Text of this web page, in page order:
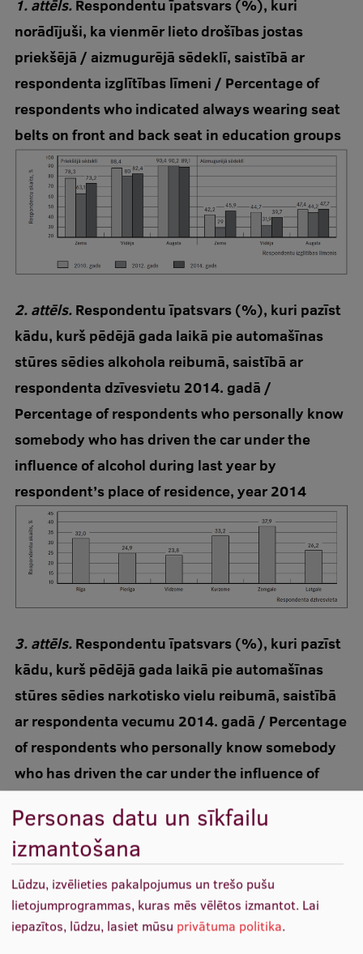
1. attēls.Respondentu īpatsvars (%), kuri
norādījuši, ka vienmēr lieto drošības jostas
priekšējā / aizmugurējā sēdeklī, saistībā ar
respondenta izglītības līmeni / Percentage of
respondents who indicated always wearing seat
belts on front and back seat in education groups
2. attēls.Respondentu īpatsvars (%), kuri pazīst
kādu, kurš pēdējā gada laikā pie automašīnas
stūres sēdies alkohola reibumā, saistībā ar
respondenta dzīvesvietu 2014. gadā /
Percentage of respondents who personally know
somebody who has driven the car under the
influence of alcohol during last year by
respondent’s place of residence, year 2014
3. attēls.Respondentu īpatsvars (%), kuri pazīst
kādu, kurš pēdējā gada laikā pie automašīnas
stūres sēdies narkotisko vielu reibumā, saistībā
ar respondenta vecumu 2014. gadā / Percentage
of respondents who personally know somebody
who has driven the car under the influence of
Personas datu un sīkfailu
izmantošana
Lūdzu, izvēlieties pakalpojumus un trešo pušu
lietojumprogrammas, kuras mēs vēlētos izmantot. Lai
iepazītos, lūdzu, lasiet mūsu privātuma politika.